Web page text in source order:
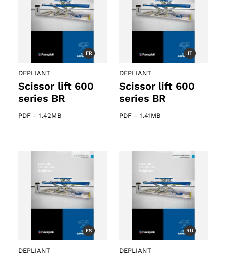
FR
DEPLIANT
Scissor lift 600
series BR
PDF – 1.42MB
IT
DEPLIANT
Scissor lift 600
series BR
PDF – 1.41MB
ES
DEPLIANT
RU
DEPLIANT